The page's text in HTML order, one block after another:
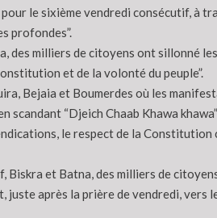
le sixième vendredi consécutif, à
profondes”.
des milliers de citoyens ont sillonné
et de la volonté du peuple”.
Bejaia et Boumerdes où les
“Djeich Chaab Khawa
le respect de la
Biskra et Batna, des milliers de
après la prière de vendredi, vers